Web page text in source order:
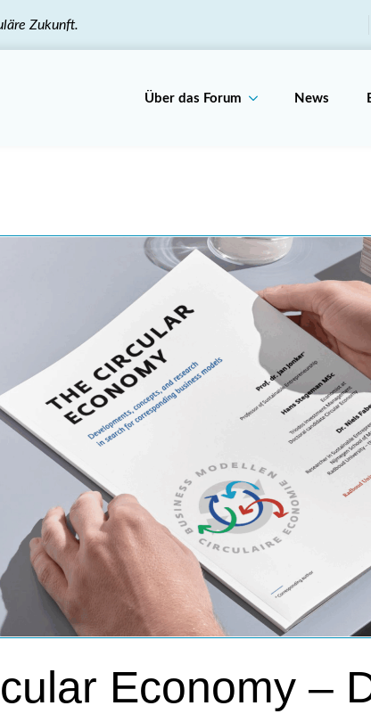
Zukunft.
Über das Forum News
Economy –